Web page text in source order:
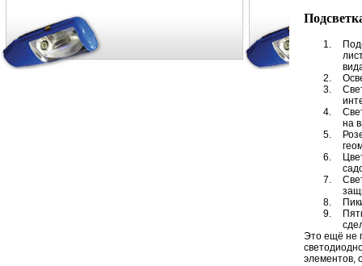
1.
2.
3.
4.
на
5.
6.
7.
8.
9.
Это ещё не
элементов,